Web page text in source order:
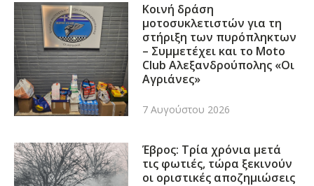
Κοινή δράση
μοτοσυκλετιστών για τη
στήριξη των πυρόπληκτων
– Συμμετέχει και το Moto
Club Αλεξανδρούπολης «Οι
Αγριάνες»
7 Αυγούστου 2026
Έβρος: Τρία χρόνια μετά
τις φωτιές, τώρα ξεκινούν
οι οριστικές αποζημιώσεις